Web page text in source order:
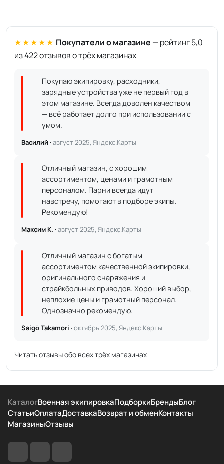
★★★★★ Покупатели о магазине — рейтинг 5,0
из 422 отзывов о трёх магазинах
Покупаю экипировку, расходники,
зарядные устройства уже не первый год в
этом магазине. Всегда доволен качеством
— всё работает долго при использовании с
умом.
Василий ·август 2025, Яндекс.Карты
Отличный магазин, с хорошим
ассортиментом, ценами и грамотным
персоналом. Парни всегда идут
навстречу, помогают в подборе экипы.
Рекомендую!
Максим К. ·август 2025, Яндекс.Карты
Отличный магазин с богатым
ассортиментом качественной экипировки,
оригинального снаряжения и
страйкбольных приводов. Хороший выбор,
неплохие цены и грамотный персонал.
Однозначно рекомендую.
Saigō Takamori ·октябрь 2025, Яндекс.Карты
Читать отзывы обо всех трёх магазинах
КаталогВоенная экипировкаПодборкиБрендыБлог
СтатьиОплатаДоставкаВозврат и обменКонтакты
МагазиныОтзывы